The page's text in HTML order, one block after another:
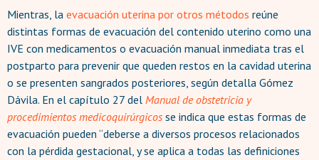
Mientras, la evacuación uterina por otros métodos reúne
distintas formas de evacuación del contenido uterino como una
IVE con medicamentos o evacuación manual inmediata tras el
postparto para prevenir que queden restos en la cavidad uterina
o se presenten sangrados posteriores, según detalla Gómez
Dávila. En el capítulo 27 del Manual de obstetricia y
procedimientos medicoquirúrgicos se indica que estas formas de
evacuación pueden “deberse a diversos procesos relacionados
con la pérdida gestacional, y se aplica a todas las definiciones